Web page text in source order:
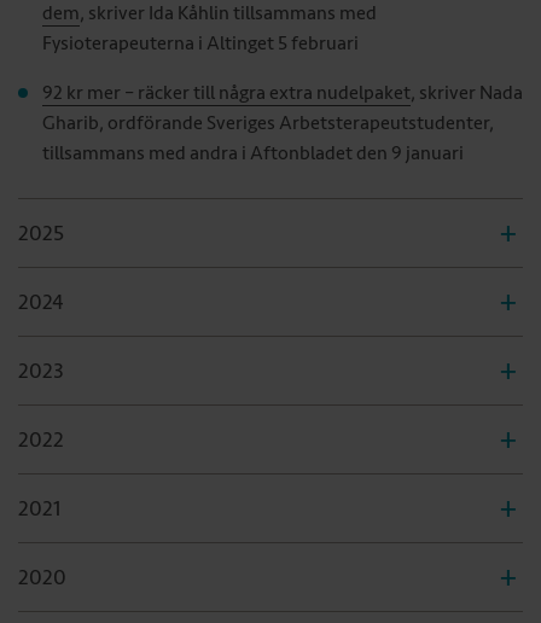
dem, skriver Ida Kåhlin tillsammans med
Fysioterapeuterna i Altinget 5 februari
92 kr mer – räcker till några extra nudelpaket, skriver Nada
Gharib, ordförande Sveriges Arbetsterapeutstudenter,
tillsammans med andra i Aftonbladet den 9 januari
2025
2024
2023
2022
2021
2020